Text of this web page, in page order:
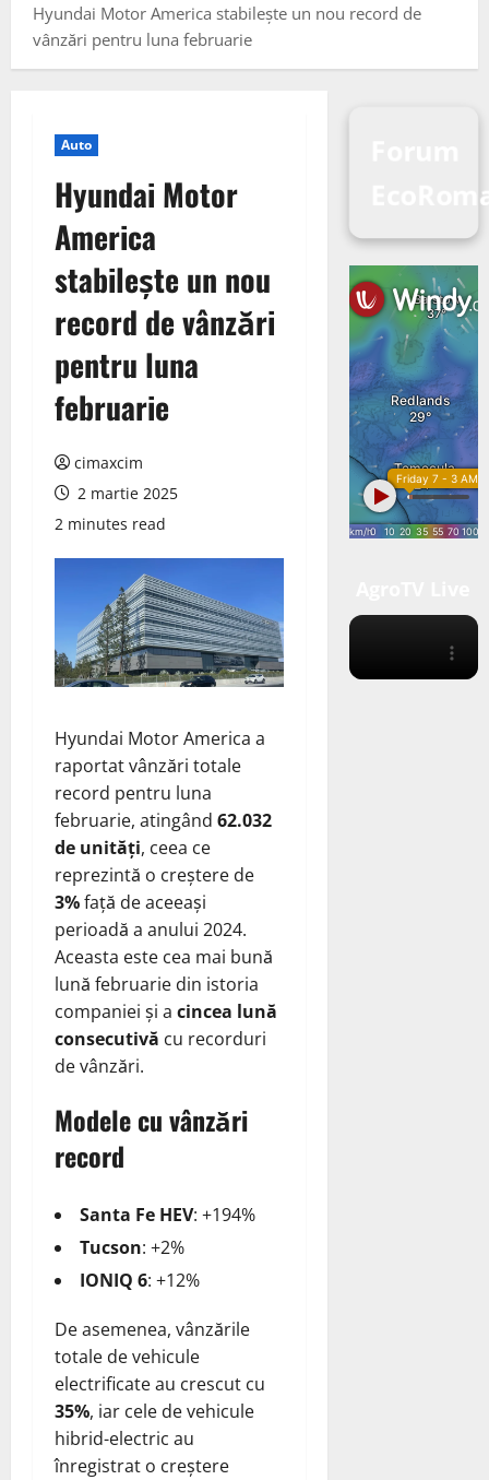
Hyundai Motor America stabilește un nou record de
vânzări pentru luna februarie
Auto
Hyundai Motor
America
stabilește un nou
record de vânzări
pentru luna
februarie
cimaxcim
2 martie 2025
2 minutes read
Hyundai Motor America a
raportat vânzări totale
record pentru luna
februarie, atingând 62.032
de unități, ceea ce
reprezintă o creștere de
3%față de aceeași
perioadă a anului 2024.
Aceasta este cea mai bună
lună februarie din istoria
companiei și a cincea lună
consecutivă cu recorduri
de vânzări.
Modele cu vânzări
record
Santa Fe HEV: +194%
Tucson: +2%
IONIQ 6: +12%
De asemenea, vânzările
totale de vehicule
electrificate au crescut cu
35%, iar cele de vehicule
hibrid-electric au
înregistrat o creștere